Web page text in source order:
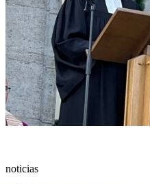
noticias